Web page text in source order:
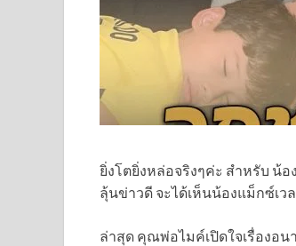
ยิ่งโตยิ่งหล่อจริงๆค่ะ สำหรับ น้
ลุ้นข่าวดี จะได้เห็นน้องแม็กซ์เว
ล่าสุด คุณพ่อไมค์เปิดใจเรื่องอน